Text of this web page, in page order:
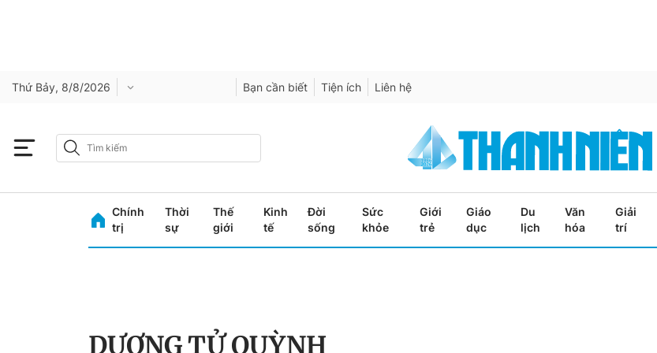
Thứ Bảy, 8/8/2026 Bạn cần biết Tiện ích Liên hệ
Chính
trị
Thời
sự
Thế
giới
Kinh
tế
Đời
sống
Sức
khỏe
Giới
trẻ
Giáo
dục
Du
lịch
Văn
hóa
Giải
trí
DƯƠNG TỬ QUỲNH